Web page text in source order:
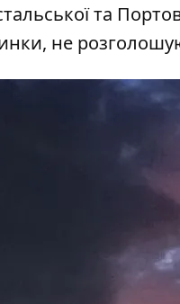
та
не